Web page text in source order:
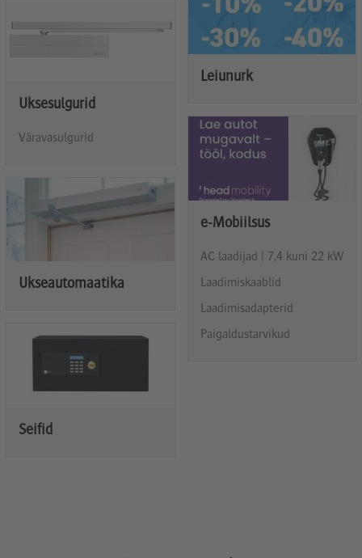
Uksesulgurid
Väravasulgurid
Ukseautomaatika
Seifid
Leiunurk
e-Mobiilsus
AC laadijad | 7,4 kuni 22 kW
Laadimiskaablid
Laadimisadapterid
Paigaldustarvikud